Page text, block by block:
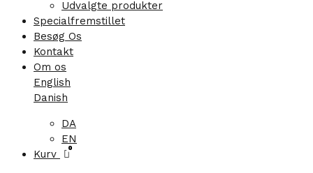
Udvalgte produkter
Specialfremstillet
Besøg Os
Kontakt
Om os
English
Danish
DA
EN
Kurv
0